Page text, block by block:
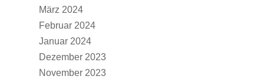
März 2024
Februar 2024
Januar 2024
Dezember 2023
November 2023